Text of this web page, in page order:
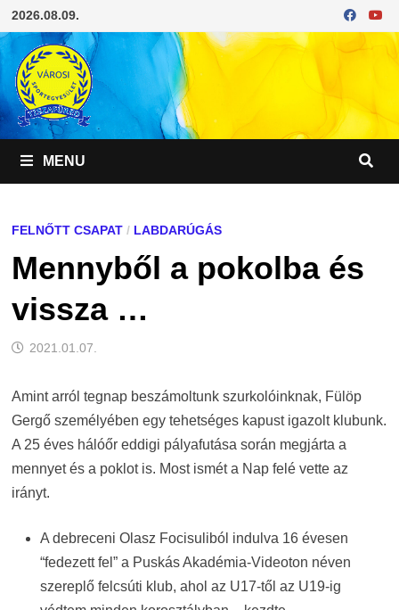
Skip
to
content
2026.08.09.
MENU
FELNŐTT CSAPAT/ LABDARÚGÁS
Mennyből a pokolba és
vissza …
2021.01.07.
Amint arról tegnap beszámoltunk szurkolóinknak, Fülöp
Gergő személyében egy tehetséges kapust igazolt klubunk.
A 25 éves hálóőr eddigi pályafutása során megjárta a
mennyet és a poklot is. Most ismét a Nap felé vette az
irányt.
A debreceni Olasz Focisuliból indulva 16 évesen
“fedezett fel” a Puskás Akadémia-Videoton néven
szereplő felcsúti klub, ahol az U17-től az U19-ig